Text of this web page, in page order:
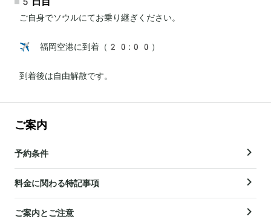
ご自身でソウルにてお乗り継ぎください。
✈️ 福岡空港に到着（20:00）
到着後は自由解散です。
ご案内
予約条件
料金に関わる特記事項
ご案内とご注意